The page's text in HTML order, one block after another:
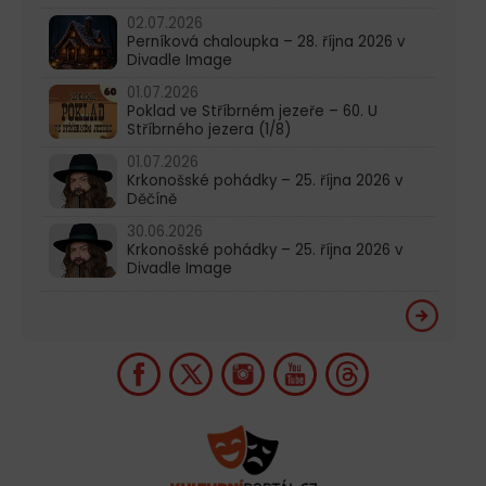
02.07.2026
Perníková chaloupka – 28. října 2026 v
Divadle Image
01.07.2026
Poklad ve Stříbrném jezeře – 60. U
Stříbrného jezera (1/8)
01.07.2026
Krkonošské pohádky – 25. října 2026 v
Děčíně
30.06.2026
Krkonošské pohádky – 25. října 2026 v
Divadle Image